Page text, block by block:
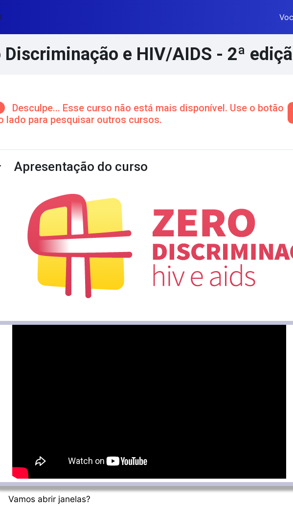
Discriminação e HIV/AIDS - 2ª
Desculpe... Esse curso não está mais disponível. Use o botão
lado para pesquisar outros cursos.
da seção
Apresentação do curso
Vamos abrir janelas?